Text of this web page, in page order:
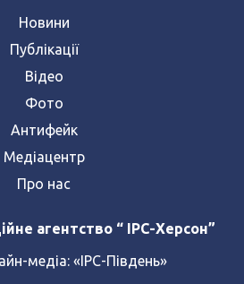
Новини
Публікації
Відео
Фото
Антифейк
Медіацентр
Про нас
агентство “ IPC-Херсон”
медіа: «ІРС-Південь»